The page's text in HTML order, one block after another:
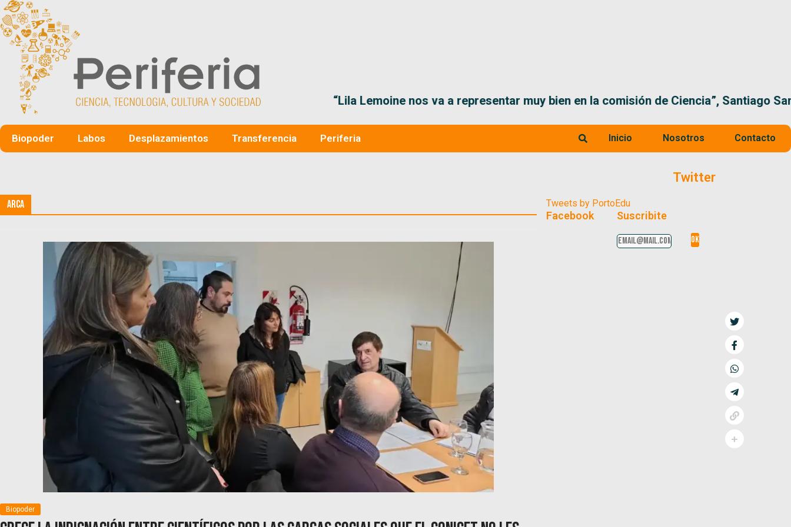
“Lila Lemoine nos va a representar muy bien en la comisión de Ciencia”, Santiago Santurio
Biopoder Labos Desplazamientos Transferencia Periferia Inicio Nosotros Contacto
ARCA
Biopoder
Twitter
Tweets by PortoEdu
Facebook Suscribite